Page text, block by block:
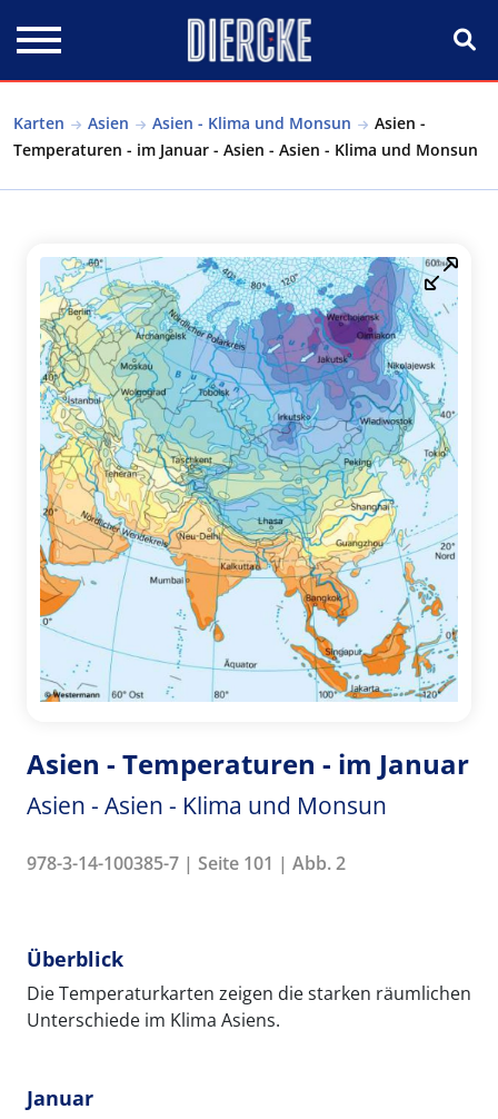
Karten Asien Asien - Klima und Monsun
Asien -
Temperaturen - im Januar - Asien - Asien - Klima und Monsun
Asien - Temperaturen - im Januar
Asien - Asien - Klima und Monsun
978-3-14-100385-7 | Seite 101 | Abb. 2
Überblick
Die Temperaturkarten zeigen die starken räumlichen
Unterschiede im Klima Asiens.
Januar